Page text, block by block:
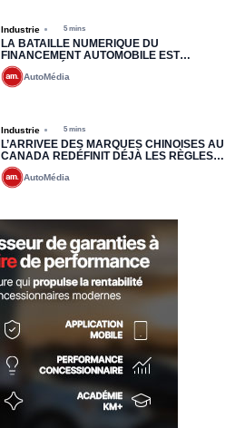
Industrie 5 mins
LA BATAILLE NUMÉRIQUE DU
FINANCEMENT AUTOMOBILE EST
COMMENCÉE
AutoMédia
Industrie 5 mins
L’ARRIVÉE DES MARQUES CHINOISES AU
CANADA REDÉFINIT DÉJÀ LES RÈGLES
DU JEU : VERS UNE NOUVELLE LOGIQUE
DE PRÉQUALIFICATION
AutoMédia